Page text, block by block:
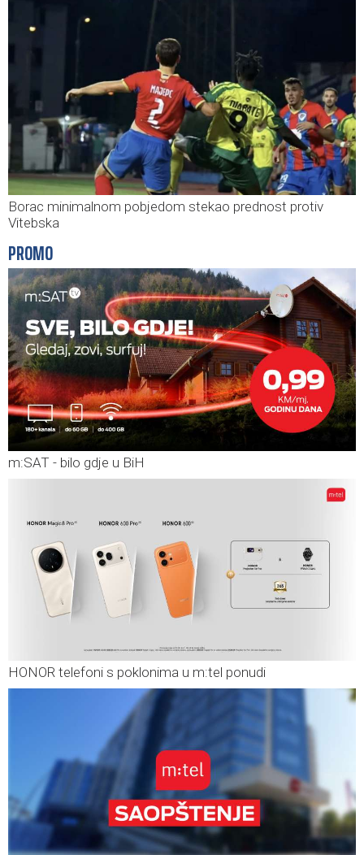
Borac minimalnom pobjedom stekao prednost protiv
Vitebska
PROMO
m:SAT - bilo gdje u BiH
HONOR telefoni s poklonima u m:tel ponudi